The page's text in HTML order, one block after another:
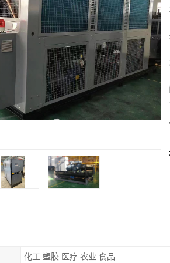
化工 塑胶 医疗 农业 食品